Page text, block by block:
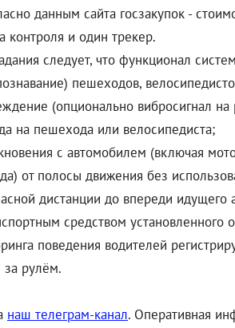
данным сайта госзакупок -
контроля и один трекер.
следует, что функционал
пешеходов,
(опционально вибросигнал
на пешехода или велосипедиста;
с автомобилем (включая
от полосы движения без
дистанции до впереди идущего
средством установленного
поведения водителей
за рулём.
наш телеграм-канал. Оперативная